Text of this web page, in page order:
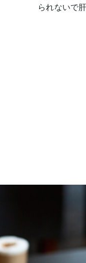
られないで